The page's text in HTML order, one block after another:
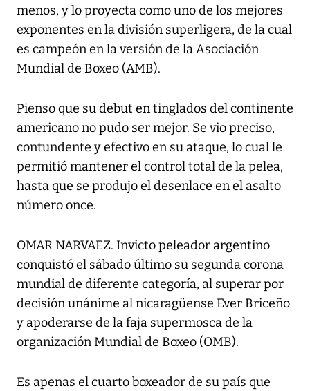
menos, y lo proyecta como uno de los mejores
exponentes en la división superligera, de la cual
es campeón en la versión de la Asociación
Mundial de Boxeo (AMB).
Pienso que su debut en tinglados del continente
americano no pudo ser mejor. Se vio preciso,
contundente y efectivo en su ataque, lo cual le
permitió mantener el control total de la pelea,
hasta que se produjo el desenlace en el asalto
número once.
OMAR NARVAEZ. Invicto peleador argentino
conquistó el sábado último su segunda corona
mundial de diferente categoría, al superar por
decisión unánime al nicaragüense Ever Briceño
y apoderarse de la faja supermosca de la
organización Mundial de Boxeo (OMB).
Es apenas el cuarto boxeador de su país que